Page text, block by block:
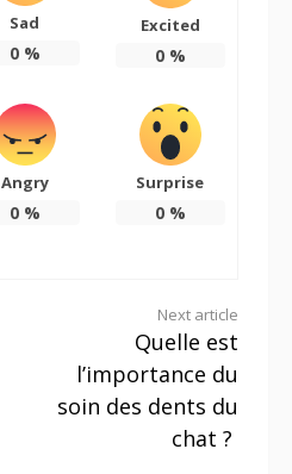
Sad
0%
Excited
0%
Angry
0%
Surprise
0%
Next article
Quelle est
l’importance du
soin des dents du
chat ?